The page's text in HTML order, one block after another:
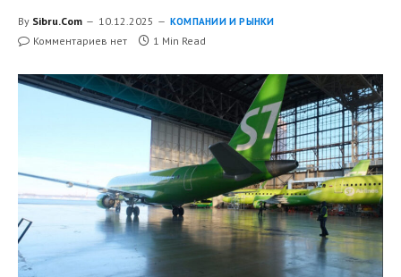
By Sibru.Com 10.12.2025 КОМПАНИИ И РЫНКИ
Комментариев нет 1 Min Read